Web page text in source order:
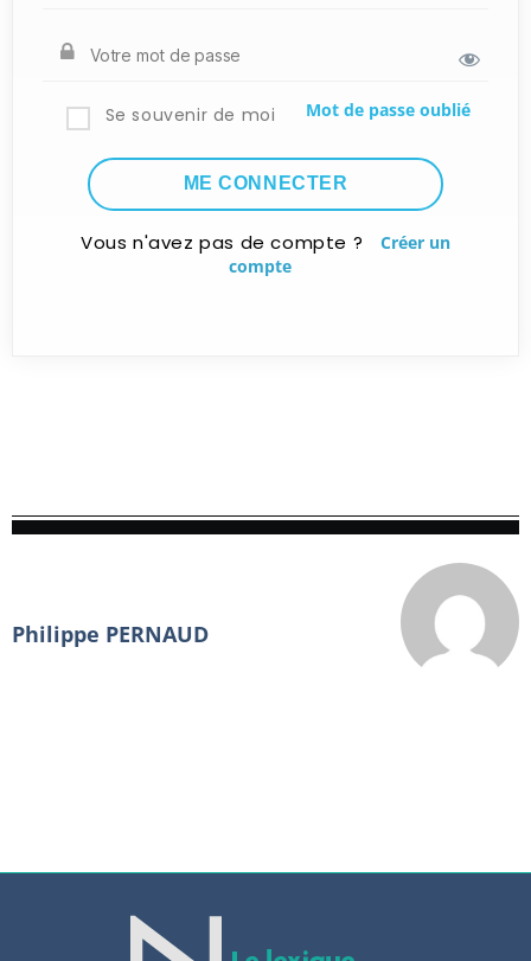
Se souvenir de moi Mot de passe oublié
Vous n'avez pas de compte ?
Créer un
compte
Philippe PERNAUD